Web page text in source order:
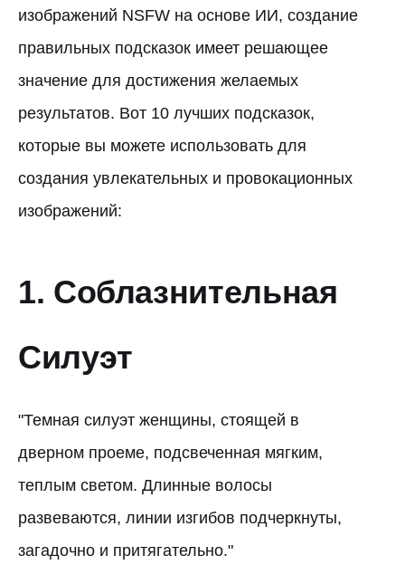
изображений NSFW на основе ИИ, создание
правильных подсказок имеет решающее
значение для достижения желаемых
результатов. Вот 10 лучших подсказок,
которые вы можете использовать для
создания увлекательных и провокационных
изображений:
1. Соблазнительная
Силуэт
"Темная силуэт женщины, стоящей в
дверном проеме, подсвеченная мягким,
теплым светом. Длинные волосы
развеваются, линии изгибов подчеркнуты,
загадочно и притягательно."